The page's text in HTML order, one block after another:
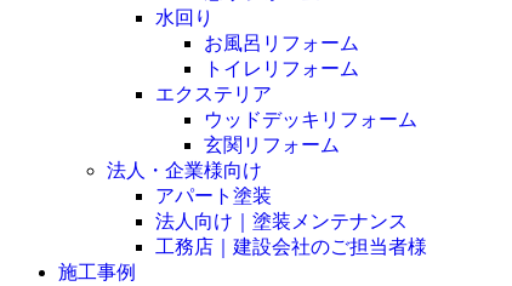
水回り
お風呂リフォーム
トイレリフォーム
エクステリア
ウッドデッキリフォーム
玄関リフォーム
法人・企業様向け
アパート塗装
法人向け｜塗装メンテナンス
工務店｜建設会社のご担当者様
施工事例